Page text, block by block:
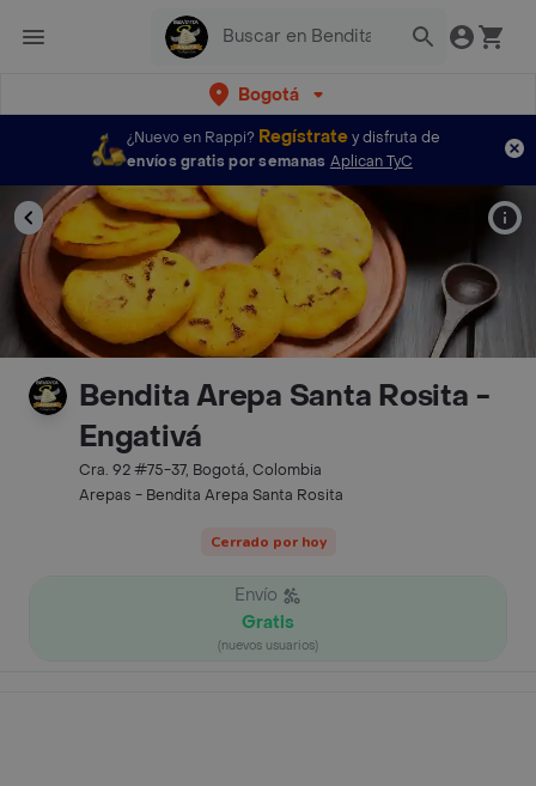
Bogotá
¿Nuevo en Rappi? Regístratey disfruta de
envíos gratis por semanas Aplican TyC
Bendita Arepa Santa Rosita -
Engativá
Cra. 92 #75-37, Bogotá, Colombia
Arepas - Bendita Arepa Santa Rosita
Cerrado por hoy
Envío
Gratis
(nuevos usuarios)